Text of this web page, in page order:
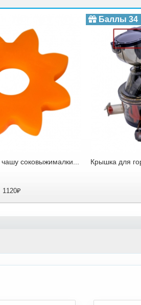
соковыжималки...
1120₽
Крышка для
Баллы 34